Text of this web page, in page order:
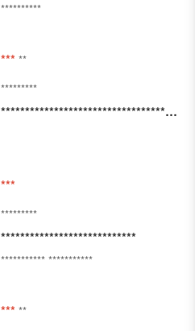
**********
*** **
*********
*************************************************************************************************************
***
*********
****************************
*********** ***********
*** **